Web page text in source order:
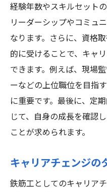
経験年数やスキルセット
リーダーシップやコミュ
なります。さらに、資格
的に受けることで、キャ
できます。例えば、現場
ーなどの上位職位を目指
に重要です。最後に、定
じて、自身の成長を確認
ことが求められます。
キャリアチェンジの
鉄筋工としてのキャリア